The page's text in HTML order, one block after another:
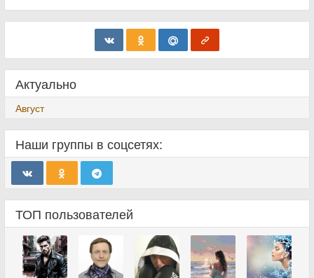
Актуально
Август
Наши группы в соцсетях:
ТОП пользователей